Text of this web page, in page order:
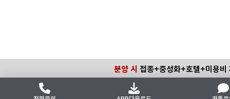
분양 시 접종+중성화+호텔+미용비